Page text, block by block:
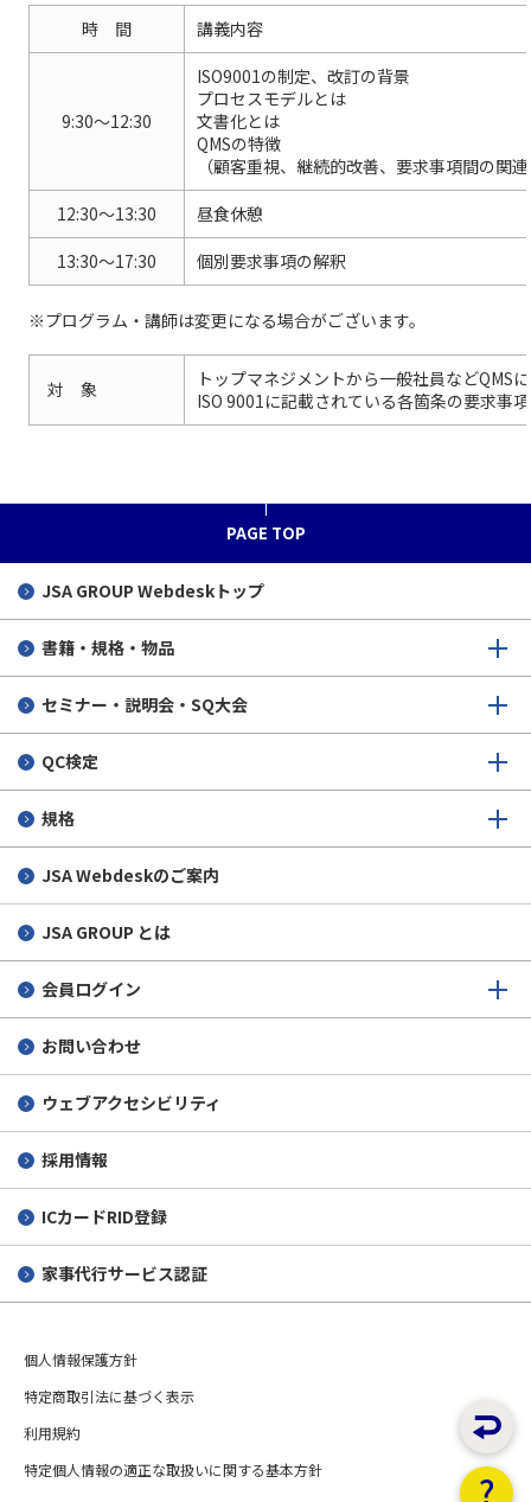
時 間 講義内容
9:30～12:30
ISO9001の制定、改訂の背景
プロセスモデルとは
文書化とは
QMSの特徴
（顧客重視、継続的改善、要求事項間の関
12:30～13:30
昼食休憩
13:30～17:30
個別要求事項の解釈
※プログラム・講師は変更になる場合がございます。
対 象
トップマネジメントから一般社員などQMS
ISO 9001に記載されている各箇条の要求事
PAGE TOP
JSA GROUP Webdeskトップ
書籍・規格・物品
セミナー・説明会・SQ大会
QC検定
規格
JSA Webdeskのご案内
JSA GROUP とは
会員ログイン
お問い合わせ
ウェブアクセシビリティ
採用情報
ICカードRID登録
家事代行サービス認証
個人情報保護方針
特定商取引法に基づく表示
利用規約
特定個人情報の適正な取扱いに関する基本方針